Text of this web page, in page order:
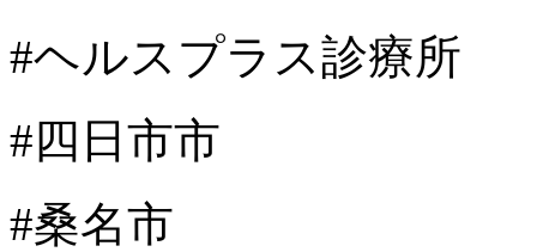
#ヘルスプラス診療所
#四日市市
#桑名市